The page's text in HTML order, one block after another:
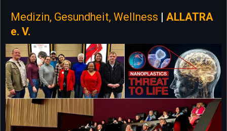
Medizin, Gesundheit, Wellness | ALLATRA
e. V.